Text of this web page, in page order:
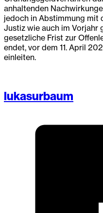
anhaltenden
jedoch in Abstimmung mit
Justiz wie auch im Vorjahr
gesetzliche Frist zur
endet, vor dem 11. April
einleiten.
lukasurbaum